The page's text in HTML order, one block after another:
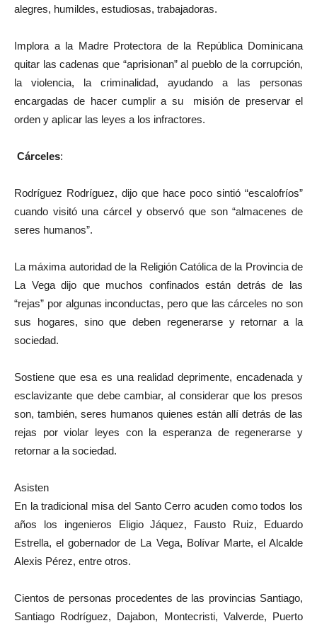
alegres, humildes, estudiosas, trabajadoras.
Implora a la Madre Protectora de la República Dominicana
quitar las cadenas que “aprisionan” al pueblo de la corrupción,
la violencia, la criminalidad, ayudando a las personas
encargadas de hacer cumplir a su misión de preservar el
orden y aplicar las leyes a los infractores.
Cárceles:
Rodríguez Rodríguez, dijo que hace poco sintió “escalofríos”
cuando visitó una cárcel y observó que son “almacenes de
seres humanos”.
La máxima autoridad de la Religión Católica de la Provincia de
La Vega dijo que muchos confinados están detrás de las
“rejas” por algunas inconductas, pero que las cárceles no son
sus hogares, sino que deben regenerarse y retornar a la
sociedad.
Sostiene que esa es una realidad deprimente, encadenada y
esclavizante que debe cambiar, al considerar que los presos
son, también, seres humanos quienes están allí detrás de las
rejas por violar leyes con la esperanza de regenerarse y
retornar a la sociedad.
Asisten
En la tradicional misa del Santo Cerro acuden como todos los
años los ingenieros Eligio Jáquez, Fausto Ruiz, Eduardo
Estrella, el gobernador de La Vega, Bolívar Marte, el Alcalde
Alexis Pérez, entre otros.
Cientos de personas procedentes de las provincias Santiago,
Santiago Rodríguez, Dajabon, Montecristi, Valverde, Puerto